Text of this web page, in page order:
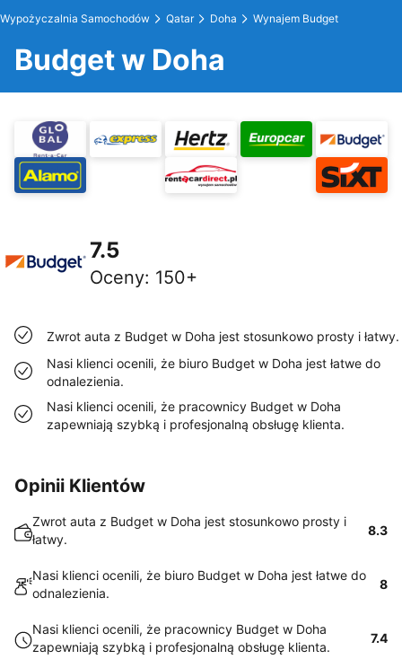
Wypożyczalnia Samochodów Qatar Doha Wynajem Budget
Budget w Doha
7.5
Oceny: 150+
Zwrot auta z Budget w Doha jest stosunkowo prosty i łatwy.
Nasi klienci ocenili, że biuro Budget w Doha jest łatwe do
odnalezienia.
Nasi klienci ocenili, że pracownicy Budget w Doha
zapewniają szybką i profesjonalną obsługę klienta.
Opinii Klientów
Zwrot auta z Budget w Doha jest stosunkowo prosty i
łatwy.
8.3
Nasi klienci ocenili, że biuro Budget w Doha jest łatwe do
odnalezienia.
8
Nasi klienci ocenili, że pracownicy Budget w Doha
zapewniają szybką i profesjonalną obsługę klienta.
7.4